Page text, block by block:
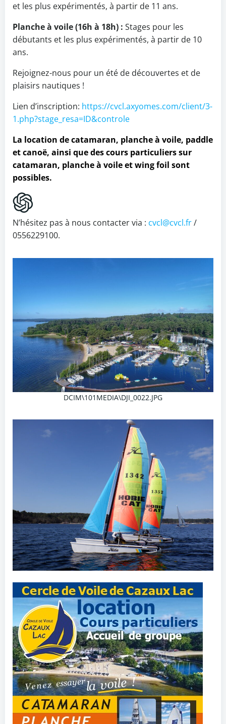
et les plus expérimentés, à partir de 11 ans.
Planche à voile (16h à 18h) : Stages pour les
débutants et les plus expérimentés, à partir de 10
ans.
Rejoignez-nous pour un été de découvertes et de
plaisirs nautiques !
Lien d’inscription: https://cvcl.axyomes.com/client/3-
1.php?stage_resa=ID&controle
La location de catamaran, planche à voile, paddle
et canoë, ainsi que des cours particuliers sur
catamaran, planche à voile et wing foil sont
possibles.
N’hésitez pas à nous contacter via : cvcl@cvcl.fr/
0556229100.
DCIM\101MEDIA\DJI_0022.JPG